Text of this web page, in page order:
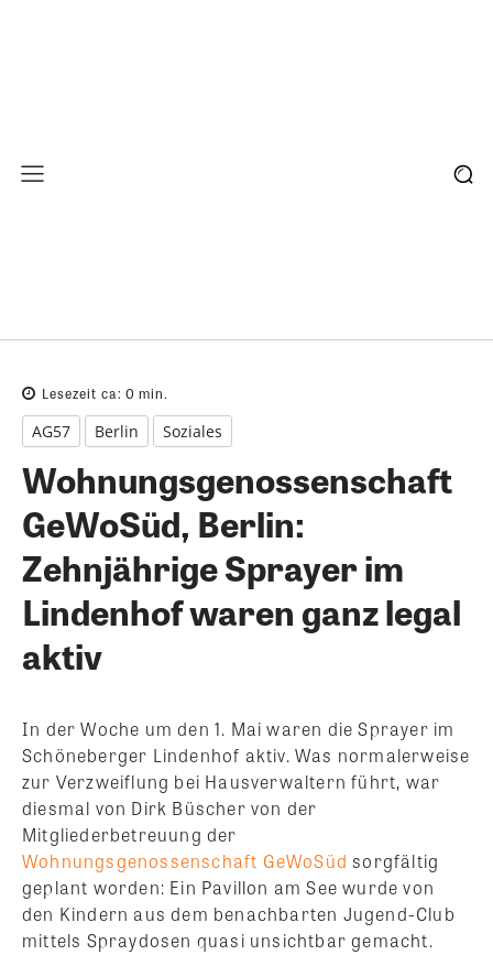
Lesezeit ca: 0 min.
AG57 Berlin Soziales
Wohnungsgenossenschaft
GeWoSüd, Berlin:
Zehnjährige Sprayer im
Lindenhof waren ganz legal
aktiv
In der Woche um den 1. Mai waren die Sprayer im
Schöneberger Lindenhof aktiv. Was normalerweise
zur Verzweiflung bei Hausverwaltern führt, war
diesmal von Dirk Büscher von der
Mitgliederbetreuung der
Wohnungsgenossenschaft GeWoSüd sorgfältig
geplant worden: Ein Pavillon am See wurde von
den Kindern aus dem benachbarten Jugend-Club
mittels Spraydosen quasi unsichtbar gemacht.